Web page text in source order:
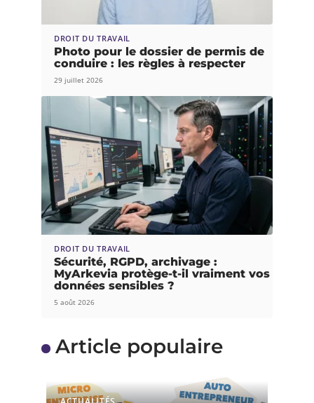
DROIT DU TRAVAIL
Photo pour le dossier de permis de
conduire : les règles à respecter
29 juillet 2026
DROIT DU TRAVAIL
Sécurité, RGPD, archivage :
MyArkevia protège-t-il vraiment vos
données sensibles ?
5 août 2026
Article populaire